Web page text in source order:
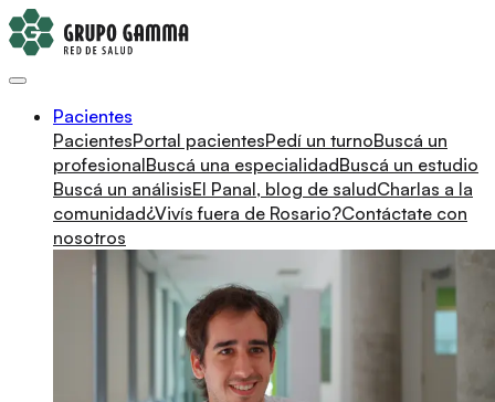
Pacientes
PacientesPortal pacientesPedí un turnoBuscá un
profesionalBuscá una especialidadBuscá un estudio
Buscá un análisisEl Panal, blog de saludCharlas a la
comunidad¿Vivís fuera de Rosario?Contáctate con
nosotros